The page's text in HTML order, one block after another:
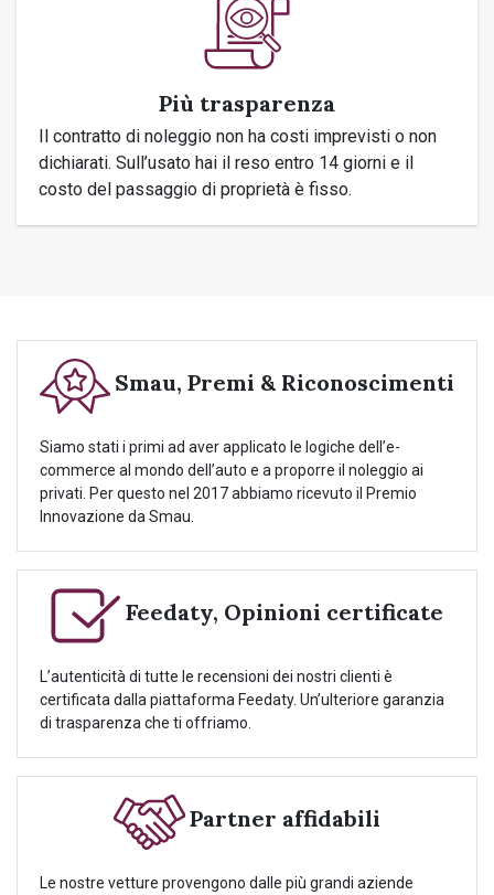
Più trasparenza
Il contratto di noleggio non ha costi imprevisti o non
dichiarati. Sull’usato hai il reso entro 14 giorni e il
costo del passaggio di proprietà è fisso.
Smau, Premi & Riconoscimenti
Siamo stati i primi ad aver applicato le logiche dell’e-
commerce al mondo dell’auto e a proporre il noleggio ai
privati. Per questo nel 2017 abbiamo ricevuto il Premio
Innovazione da Smau.
Feedaty, Opinioni certificate
L’autenticità di tutte le recensioni dei nostri clienti è
certificata dalla piattaforma Feedaty. Un’ulteriore garanzia
di trasparenza che ti offriamo.
Partner affidabili
Le nostre vetture provengono dalle più grandi aziende